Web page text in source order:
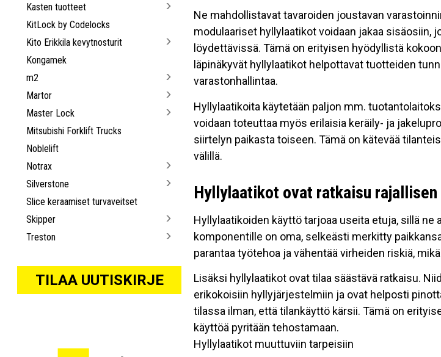
Kasten tuotteet
KitLock by Codelocks
Kito Erikkila kevytnosturit
Kongamek
m2
Martor
Master Lock
Mitsubishi Forklift Trucks
Noblelift
Notrax
Silverstone
Slice keraamiset turvaveitset
Skipper
Treston
TILAA UUTISKIRJE
Ne mahdollistavat tavaroiden joustavan
modulaariset hyllylaatikot voidaan jakaa sisäosiin,
löydettävissä. Tämä on erityisen hyödyllistä
läpinäkyvät hyllylaatikot helpottavat tuotteiden
varastonhallintaa.
Hyllylaatikoita käytetään paljon mm.
voidaan toteuttaa myös erilaisia keräily- ja
siirtelyn paikasta toiseen. Tämä on kätevää
välillä.
Hyllylaatikot ovat ratkaisu
Hyllylaatikoiden käyttö tarjoaa useita etuja, sillä
komponentille on oma, selkeästi merkitty
parantaa työtehoa ja vähentää virheiden riskiä,
Lisäksi hyllylaatikot ovat tilaa säästävä ratkaisu.
erikokoisiin hyllyjärjestelmiin ja ovat helposti
tilassa ilman, että tilankäyttö kärsii. Tämä on
käyttöä pyritään tehostamaan.
Hyllylaatikot muuttuviin tarpeisiin